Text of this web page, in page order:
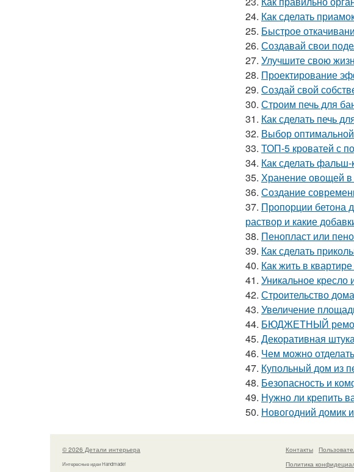
24. Как сделать
25. Быстрое
26. Создавай свои
27. Улучшите свою
28. Проектирование
29. Создай свой
30. Строим печь для
31. Как сделать печь
32. Выбор
33. ТОП-5 кроватей с
34. Как сделать
35. Хранение овощей в
36. Создание
37. Пропорции бетона
раствор и какие
38. Пенопласт или
39. Как сделать
40. Как жить в
41. Уникальное кресло
42. Строительство
43. Увеличение
44. БЮДЖЕТНЫЙ
45. Декоративная
46. Чем можно
47. Купольный дом из
48. Безопасность и
49. Нужно ли крепить
50. Новогодний домик
© 2026 Детали интерьера
Интересные идеи Handmade!
Контакты
Политика